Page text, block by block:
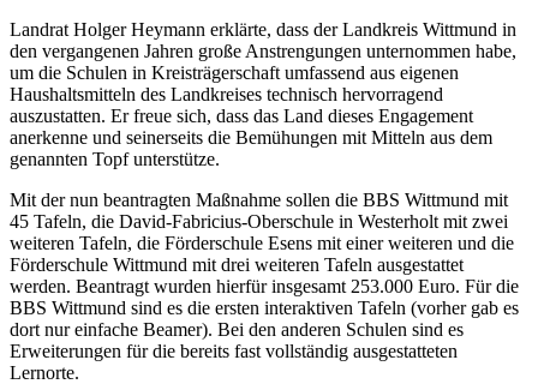
Landrat Holger Heymann erklärte, dass der Landkreis Wittmund in
den vergangenen Jahren große Anstrengungen unternommen habe,
um die Schulen in Kreisträgerschaft umfassend aus eigenen
Haushaltsmitteln des Landkreises technisch hervorragend
auszustatten. Er freue sich, dass das Land dieses Engagement
anerkenne und seinerseits die Bemühungen mit Mitteln aus dem
genannten Topf unterstütze.
Mit der nun beantragten Maßnahme sollen die BBS Wittmund mit
45 Tafeln, die David-Fabricius-Oberschule in Westerholt mit zwei
weiteren Tafeln, die Förderschule Esens mit einer weiteren und die
Förderschule Wittmund mit drei weiteren Tafeln ausgestattet
werden. Beantragt wurden hierfür insgesamt 253.000 Euro. Für die
BBS Wittmund sind es die ersten interaktiven Tafeln (vorher gab es
dort nur einfache Beamer). Bei den anderen Schulen sind es
Erweiterungen für die bereits fast vollständig ausgestatteten
Lernorte.